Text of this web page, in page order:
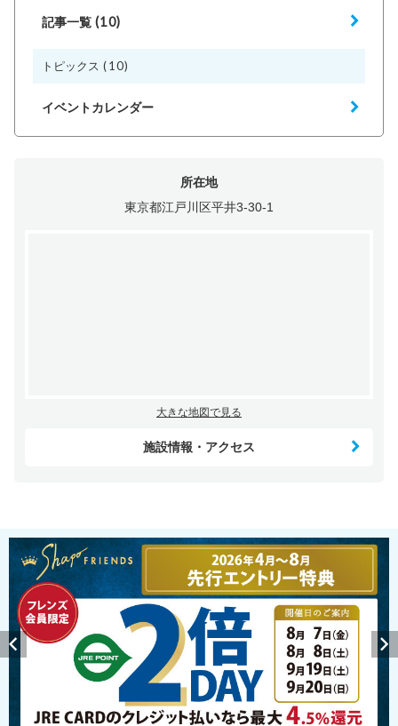
記事一覧 (10)
トピックス (10)
イベントカレンダー
所在地
東京都江戸川区平井3-30-1
大きな地図で見る
施設情報・アクセス